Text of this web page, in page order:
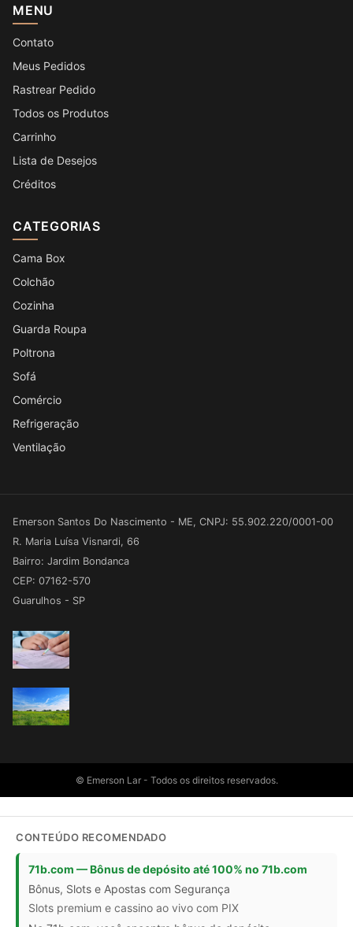
MENU
Contato
Meus Pedidos
Rastrear Pedido
Todos os Produtos
Carrinho
Lista de Desejos
Créditos
CATEGORIAS
Cama Box
Colchão
Cozinha
Guarda Roupa
Poltrona
Sofá
Comércio
Refrigeração
Ventilação
Emerson Santos Do Nascimento - ME, CNPJ: 55.902.220/0001-00
R. Maria Luísa Visnardi, 66
Bairro: Jardim Bondanca
CEP: 07162-570
Guarulhos - SP
© Emerson Lar - Todos os direitos reservados.
CONTEÚDO RECOMENDADO
71b.com — Bônus de depósito até 100% no 71b.com
Bônus, Slots e Apostas com Segurança
Slots premium e cassino ao vivo com PIX